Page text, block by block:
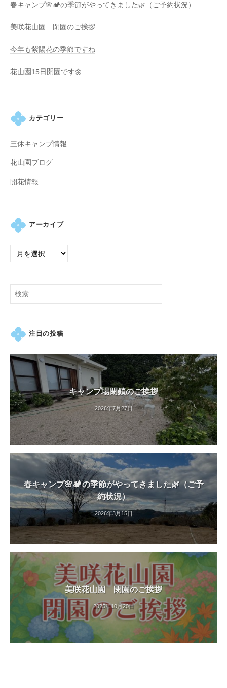
春キャンプ🌸🏕️の季節がやってきました🌿（ご予約状況）
美咲花山園 閉園のご挨拶
今年も紫陽花の季節ですね
花山園15日開園です🌼
カテゴリー
三休キャンプ情報
花山園ブログ
開花情報
アーカイブ
検
索:
注目の投稿
キャンプ場閉鎖のご挨拶
2026年7月27日
春キャンプ🌸🏕️の季節がやってきました🌿（ご予
約状況）
2026年3月15日
美咲花山園 閉園のご挨拶
2025年10月20日